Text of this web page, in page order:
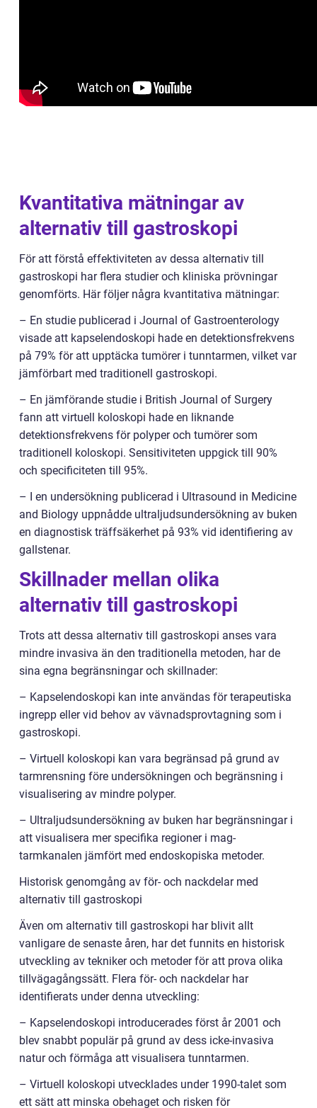
Kvantitativa mätningar av
alternativ till gastroskopi
För att förstå effektiviteten av dessa alternativ till
gastroskopi har flera studier och kliniska prövningar
genomförts. Här följer några kvantitativa mätningar:
– En studie publicerad i Journal of Gastroenterology
visade att kapselendoskopi hade en detektionsfrekvens
på 79% för att upptäcka tumörer i tunntarmen, vilket var
jämförbart med traditionell gastroskopi.
– En jämförande studie i British Journal of Surgery
fann att virtuell koloskopi hade en liknande
detektionsfrekvens för polyper och tumörer som
traditionell koloskopi. Sensitiviteten uppgick till 90%
och specificiteten till 95%.
– I en undersökning publicerad i Ultrasound in Medicine
and Biology uppnådde ultraljudsundersökning av buken
en diagnostisk träffsäkerhet på 93% vid identifiering av
gallstenar.
Skillnader mellan olika
alternativ till gastroskopi
Trots att dessa alternativ till gastroskopi anses vara
mindre invasiva än den traditionella metoden, har de
sina egna begränsningar och skillnader:
– Kapselendoskopi kan inte användas för terapeutiska
ingrepp eller vid behov av vävnadsprovtagning som i
gastroskopi.
– Virtuell koloskopi kan vara begränsad på grund av
tarmrensning före undersökningen och begränsning i
visualisering av mindre polyper.
– Ultraljudsundersökning av buken har begränsningar i
att visualisera mer specifika regioner i mag-
tarmkanalen jämfört med endoskopiska metoder.
Historisk genomgång av för- och nackdelar med
alternativ till gastroskopi
Även om alternativ till gastroskopi har blivit allt
vanligare de senaste åren, har det funnits en historisk
utveckling av tekniker och metoder för att prova olika
tillvägagångssätt. Flera för- och nackdelar har
identifierats under denna utveckling:
– Kapselendoskopi introducerades först år 2001 och
blev snabbt populär på grund av dess icke-invasiva
natur och förmåga att visualisera tunntarmen.
– Virtuell koloskopi utvecklades under 1990-talet som
ett sätt att minska obehaget och risken för